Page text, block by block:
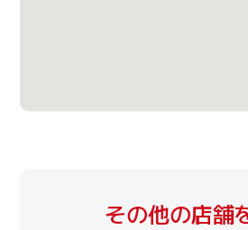
その他の店舗